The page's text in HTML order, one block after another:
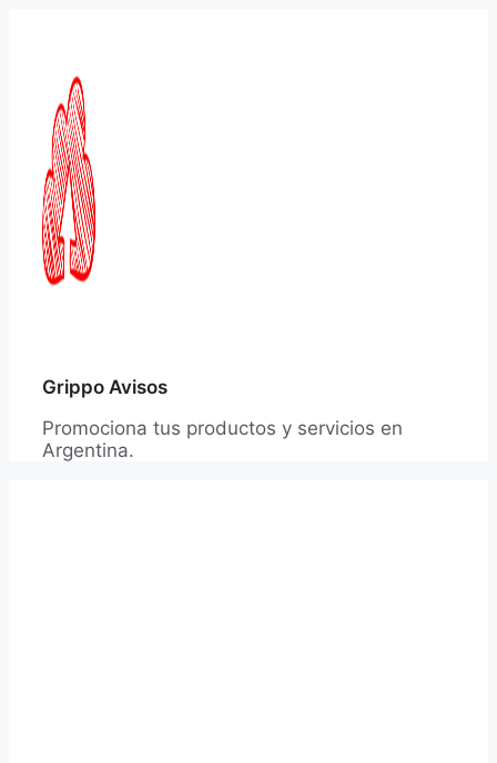
Grippo Avisos
Promociona tus productos y servicios en
Argentina.